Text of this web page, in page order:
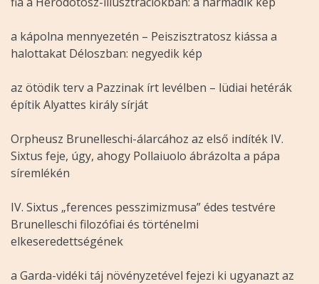
a kápolna mennyezetén – Peiszisztratosz kiássa a
halottakat Déloszban: negyedik kép
az ötödik terv a Pazzinak írt levélben – lüdiai hetérák
építik Alyattes király sírját
Orpheusz Brunelleschi-álarcához az első indíték IV.
Sixtus feje, úgy, ahogy Pollaiuolo ábrázolta a pápa
síremlékén
IV. Sixtus „ferences pesszimizmusa” édes testvére
Brunelleschi filozófiai és történelmi
elkeseredettségének
a Garda-vidéki táj növényzetével fejezi ki ugyanazt az